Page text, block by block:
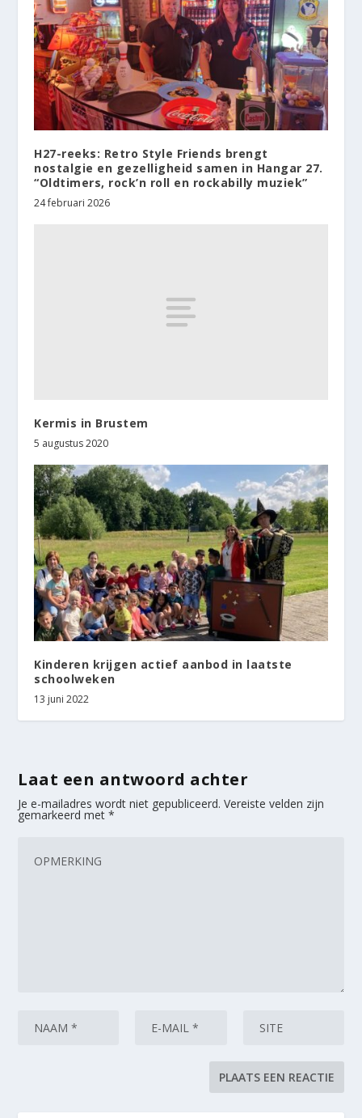
H27-reeks: Retro Style Friends brengt
nostalgie en gezelligheid samen in Hangar 27.
“Oldtimers, rock’n roll en rockabilly muziek”
24 februari 2026
Kermis in Brustem
5 augustus 2020
Kinderen krijgen actief aanbod in laatste
schoolweken
13 juni 2022
Laat een antwoord achter
Je e-mailadres wordt niet gepubliceerd. Vereiste velden zijn
gemarkeerd met*